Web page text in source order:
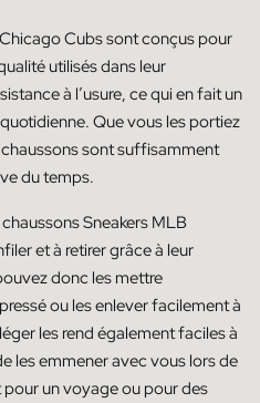
Cubs sont conçus pour
utilisés dans leur
à l’usure, ce qui en fait un
Que vous les portiez
chaussons sont suffisamment
du temps.
Sneakers MLB
et à retirer grâce à leur
donc les mettre
ou les enlever facilement à
les rend également faciles à
les emmener avec vous lors de
un voyage ou pour des